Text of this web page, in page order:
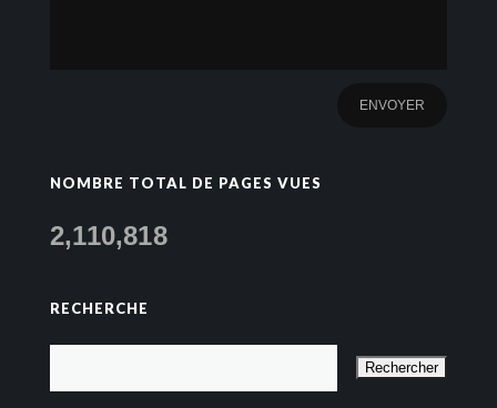
NOMBRE TOTAL DE PAGES VUES
2,110,818
RECHERCHE